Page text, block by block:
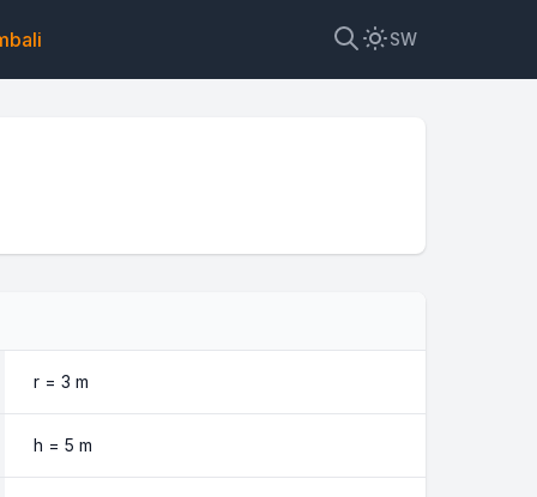
SW
r = 3 m
h = 5 m